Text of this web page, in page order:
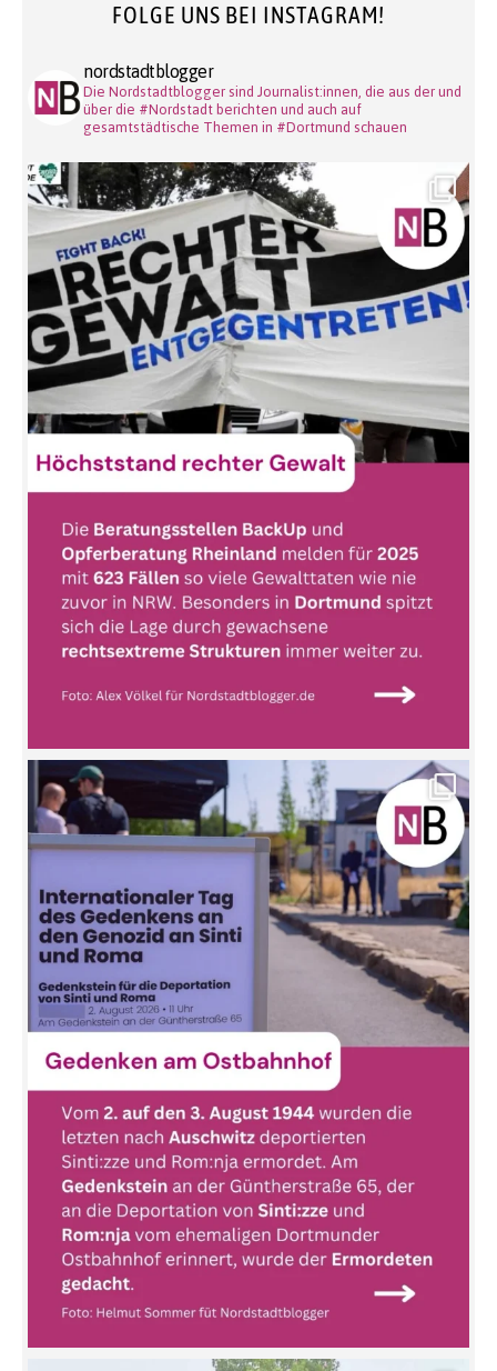
FOLGE UNS BEI INSTAGRAM!
nordstadtblogger
Die Nordstadtblogger sind Journalist:innen, die aus der und
über die #Nordstadt berichten und auch auf
gesamtstädtische Themen in #Dortmund schauen